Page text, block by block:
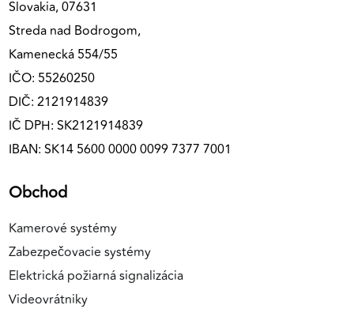
Slovakia, 07631
Streda nad Bodrogom,
Kamenecká 554/55
IČO: 55260250
DIČ: 2121914839
IČ DPH: SK2121914839
IBAN: SK14 5600 0000 0099 7377 7001
Obchod
Kamerové systémy
Zabezpečovacie systémy
Elektrická požiarná signalizácia
Videovrátniky